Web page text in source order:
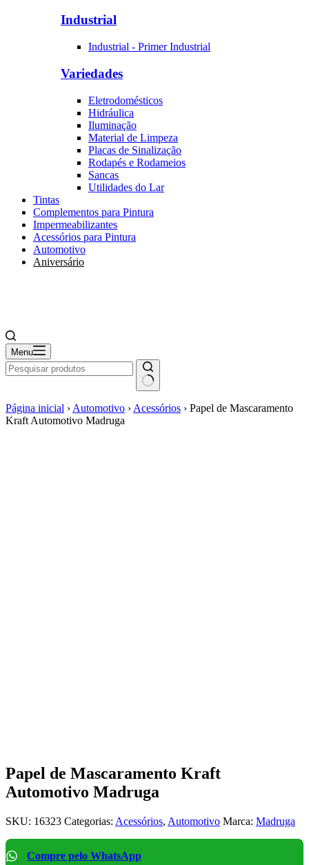
Industrial
Industrial - Primer Industrial
Variedades
Eletrodomésticos
Hidráulica
Iluminação
Material de Limpeza
Placas de Sinalização
Rodapés e Rodameios
Sancas
Utilidades do Lar
Tintas
Complementos para Pintura
Impermeabilizantes
Acessórios para Pintura
Automotivo
Aniversário
Menu
Página inicial › Automotivo › Acessórios › Papel de Mascaramento
Kraft Automotivo Madruga
Papel de Mascaramento Kraft
Automotivo Madruga
SKU: 16323 Categorias: Acessórios, Automotivo Marca: Madruga
Compre pelo WhatsApp